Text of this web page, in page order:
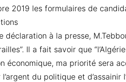
2019 les formulaires de
déclaration à la presse,
Il a fait savoir que
économique, ma priorité sera
l’argent du politique et d’assainir